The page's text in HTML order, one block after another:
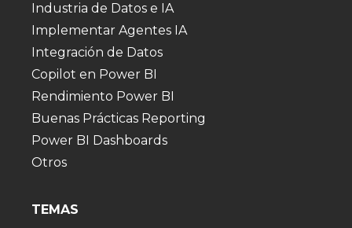
Industria de Datos e IA
Implementar Agentes IA
Integración de Datos
Copilot en Power BI
Rendimiento Power BI
Buenas Prácticas Reporting
Power BI Dashboards
Otros
TEMAS